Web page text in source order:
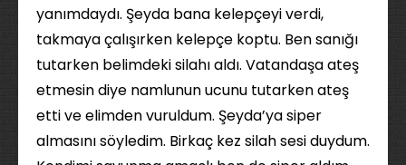
yanımdaydı. Şeyda bana kelepçeyi verdi,
takmaya çalışırken kelepçe koptu. Ben sanığı
tutarken belimdeki silahı aldı. Vatandaşa ateş
etmesin diye namlunun ucunu tutarken ateş
etti ve elimden vuruldum. Şeyda’ya siper
almasını söyledim. Birkaç kez silah sesi duydum.